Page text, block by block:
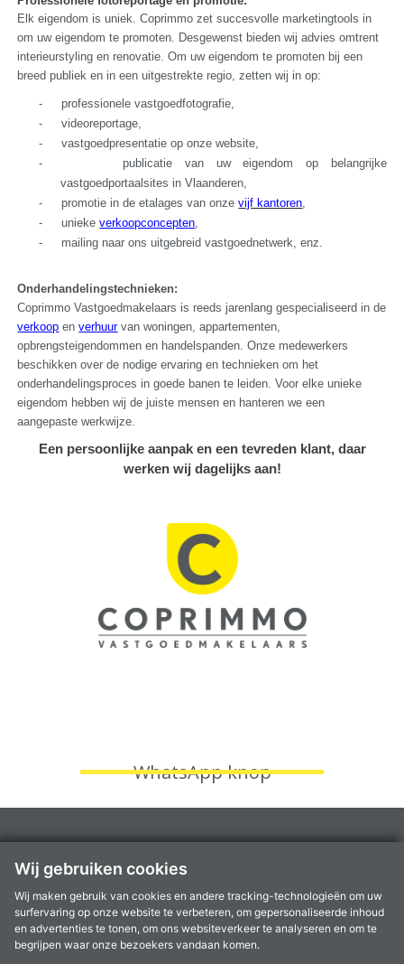
Wij gebruiken cookies
Wij maken gebruik van cookies en andere tracking-technologieën om uw
surfervaring op onze website te verbeteren, om gepersonaliseerde inhoud
en advertenties te tonen, om ons websiteverkeer te analyseren en om te
begrijpen waar onze bezoekers vandaan komen.
Elk eigendom is uniek. Coprimmo zet succesvolle marketingtools in
om uw eigendom te promoten. Desgewenst bieden wij advies omtrent
interieurstyling en renovatie. Om uw eigendom te promoten bij een
breed publiek en in een uitgestrekte regio, zetten wij in op:
-
professionele vastgoedfotografie,
-
videoreportage,
-
vastgoedpresentatie op onze website,
-
publicatie van uw eigendom op belangrijke
vastgoedportaalsites in Vlaanderen,
-
promotie in de etalages van onzevijf kantoren,
-
uniekeverkoopconcepten,
-
mailing naar ons uitgebreid vastgoednetwerk, enz.
Onderhandelingstechnieken:
Coprimmo Vastgoedmakelaars is reeds jarenlang gespecialiseerd in de
verkoop enverhuurvan woningen, appartementen,
opbrengsteigendommen en handelspanden. Onze medewerkers
beschikken over de nodige ervaring en technieken om het
onderhandelingsproces in goede banen te leiden. Voor elke unieke
eigendom hebben wij de juiste mensen en hanteren we een
aangepaste werkwijze.
Een persoonlijke aanpak en een tevreden klant, daar
werken wij dagelijks aan!
WhatsApp knop
Fruithoflaan 1A, 2600 Berchem
info@coprimmo.be
03 449 49 77